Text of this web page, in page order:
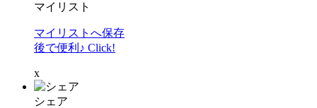
マイリスト
マイリストへ保存
後で便利♪ Click!
x
シェア